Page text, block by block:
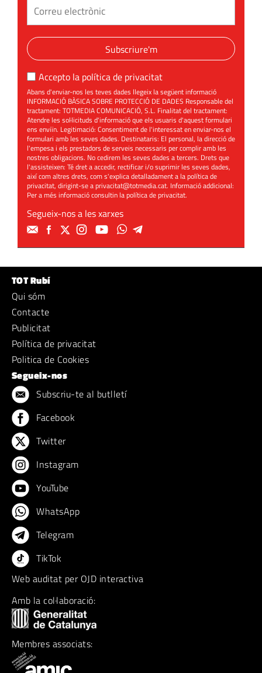
Subscriure'm
Accepto la política de privacitat
Abans d'enviar-nos les teves dades llegeix la següent informació
INFORMACIÓ BÀSICA SOBRE PROTECCIÓ DE DADES Responsable del
tractament: TOTMEDIA COMUNICACIÓ, S.L. Finalitat del tractament:
Atendre les sol·licituds d'informació que els usuaris d'aquest formulari
ens enviïn. Legitimació: Consentiment de l'interessat en enviar-nos el
formulari amb les seves dades. Destinataris: El personal, la direcció de
l'empesa i els prestadors de serveis necessaris per complir amb les
nostres obligacions. No cedirem les seves dades a tercers. Drets que
l'assisteixen: Té dret a accedir, rectificar i/o suprimir les seves dades,
així com altres drets, com s'explica detalladament a la política de
privacitat, dirigint-se aprivacitat@totmedia.cat. Informació addicional:
Per a més informació consultin lapolítica de privacitat.
Segueix-nos a les xarxes
TOT Rubí
Qui sóm
Contacte
Publicitat
Política de privacitat
Politica de Cookies
Segueix-nos
Subscriu-te al butlletí
Facebook
Twitter
Instagram
YouTube
WhatsApp
Telegram
TikTok
Web auditat per OJD interactiva
Amb la col·laboració:
Membres associats: